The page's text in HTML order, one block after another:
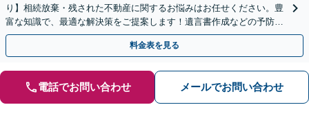
り】相続放棄・残された不動産に関するお悩みはお任せください。豊
富な知識で、最適な解決策をご提案します！遺言書作成などの予防策
にも対応可能です【夜間・休日の相談可能】
料金表を見る
電話でお問い合わせ メールでお問い合わせ